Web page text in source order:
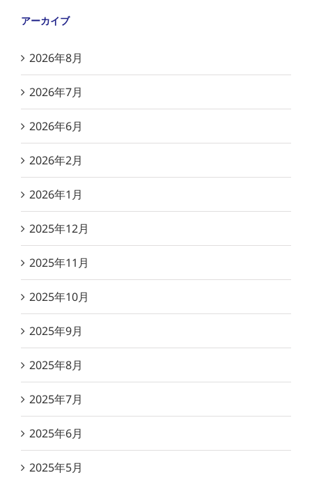
アーカイブ
2026年8月
2026年7月
2026年6月
2026年2月
2026年1月
2025年12月
2025年11月
2025年10月
2025年9月
2025年8月
2025年7月
2025年6月
2025年5月